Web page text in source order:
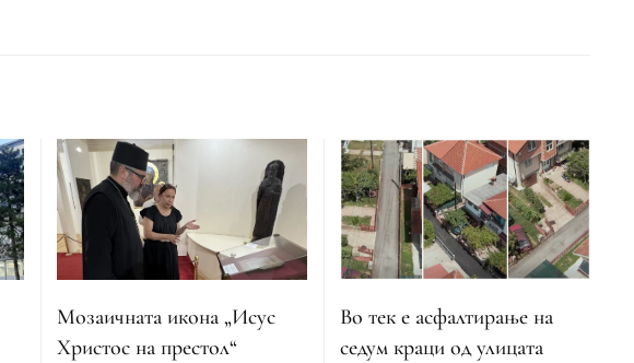
Мозаичната икона „Исус
Христос на престол“
Во тек е асфалтирање на
седум краци од улицата